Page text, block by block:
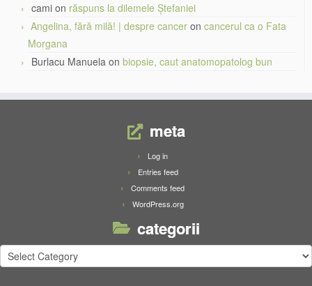
cami on răspuns la dilemele Ștefaniei
Angelina, fără milă! | despre cancer on cancerul ca o Fata
Morgana
Burlacu Manuela on biopsie, caut anatomopatolog bun
meta
Log in
Entries feed
Comments feed
WordPress.org
categorii
categorii